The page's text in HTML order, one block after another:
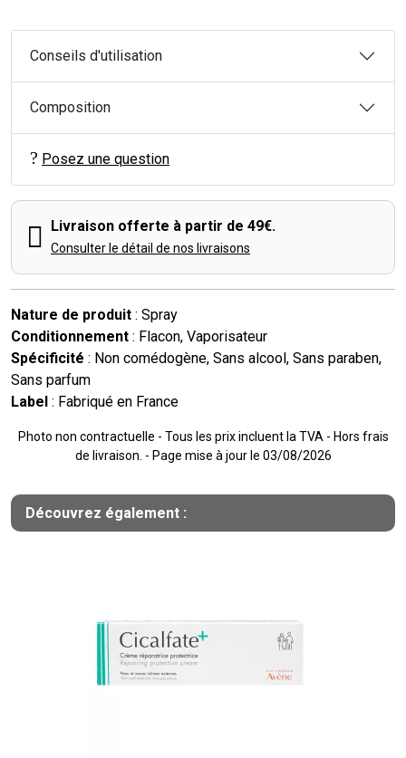
Conseils d'utilisation
Composition
Posez une question
Livraison offerte à partir de 49€.
Consulter le détail de nos livraisons
Nature de produit : Spray
Conditionnement : Flacon, Vaporisateur
Spécificité : Non comédogène, Sans alcool, Sans paraben,
Sans parfum
Label : Fabriqué en France
Photo non contractuelle - Tous les prix incluent la TVA - Hors frais
de livraison. - Page mise à jour le 03/08/2026
Découvrez également :